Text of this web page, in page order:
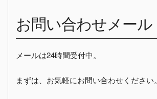
お問い合わせメール
メールは24時間受付中。
まずは、お気軽にお問い合わせください。